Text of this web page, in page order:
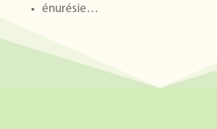
énurésie…